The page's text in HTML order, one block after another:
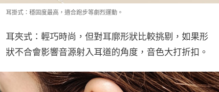
耳掛式：穩固度最高，適合跑步等劇烈運動。
耳夾式：輕巧時尚，但對耳廓形狀比較挑剔，如果形
狀不合會影響音源射入耳道的角度，音色大打折扣。